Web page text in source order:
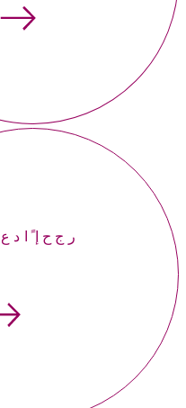
إحجر موعداً